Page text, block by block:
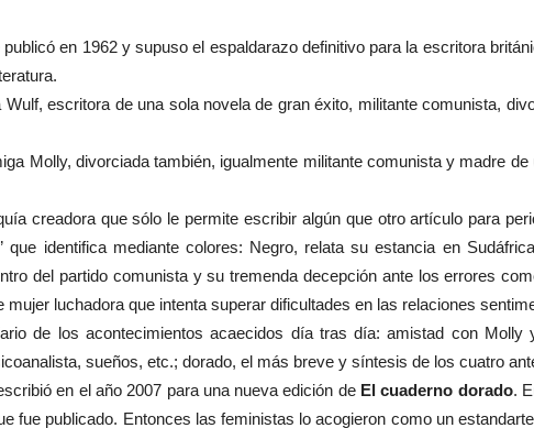
publicó en 1962 y supuso el espaldarazo definitivo para la escritora
escritora de una sola novela de gran éxito, militante comunista,
Molly, divorciada también, igualmente militante comunista y madre de
creadora que sólo le permite escribir algún que otro artículo para
identifica mediante colores: Negro, relata su estancia en
del partido comunista y su tremenda decepción ante los errores
luchadora que intenta superar dificultades en las relaciones
de los acontecimientos acaecidos día tras día: amistad con
sueños, etc.; dorado, el más breve y síntesis de los cuatro
en el año 2007 para una nueva edición de El cuaderno dorado.
fue publicado. Entonces las feministas lo acogieron como un